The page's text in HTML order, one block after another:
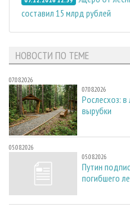
составил 15 млрд рублей
НОВОСТИ ПО ТЕМЕ
07.08.2026
07.08.2026
Рослесхоз:
вырубки
05.08.2026
05.08.2026
Путин
погибшего